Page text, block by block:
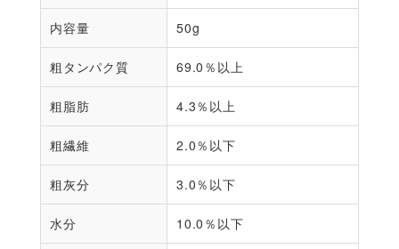
内容量 50g
粗タンパク質 69.0％以上
粗脂肪 4.3％以上
粗繊維 2.0％以下
粗灰分 3.0％以下
水分 10.0％以下